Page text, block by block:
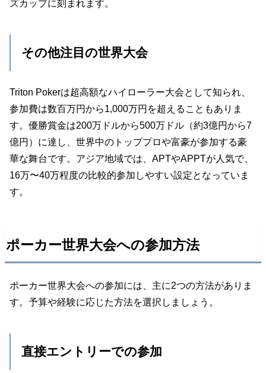
ズカップに刻まれます。
その他注目の世界大会
Triton Pokerは超高額なハイローラー大会として知られ、
参加費は数百万円から1,000万円を超えることもありま
す。優勝賞金は200万ドルから500万ドル（約3億円から7
億円）に達し、世界中のトッププロや富豪が参加する豪
華な舞台です。アジア地域では、APTやAPPTが人気で、
16万〜40万程度の比較的参加しやすい設定となっていま
す。
ポーカー世界大会への参加方法
ポーカー世界大会への参加には、主に2つの方法がありま
す。予算や経験に応じた方法を選択しましょう。
直接エントリーでの参加